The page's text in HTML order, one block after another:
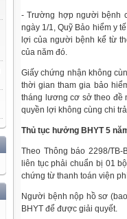
- Trường hợp người bệnh
ngày 1/1, Quỹ Bảo hiểm y
lợi của người bệnh kể từ
của năm đó.
Giấy chứng nhận không
thời gian tham gia bảo
tháng lương cơ sở theo đề
quyền lợi không cùng chi
Thủ tục hưởng BHYT 5
Theo Thông báo 2298/
liên tục phải chuẩn bị 01
chứng từ thanh toán viện
Người bệnh nộp hồ sơ
BHYT để được giải quyết.